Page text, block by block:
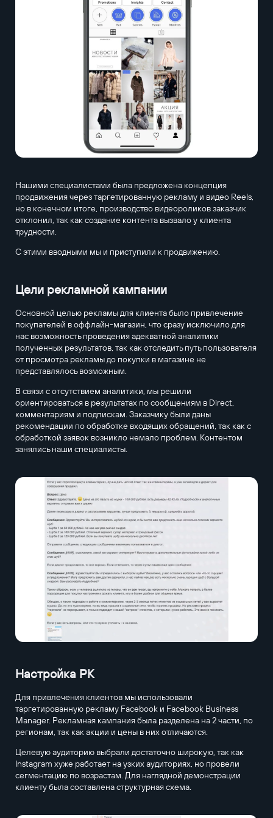
Нашими специалистами была предложена концепция
продвижения через таргетированную рекламу и видео Reels,
но в конечном итоге, производство видеороликов заказчик
отклонил, так как создание контента вызвало у клиента
трудности.
С этими вводными мы и приступили к продвижению.
Цели рекламной кампании
Основной целью рекламы для клиента было привлечение
покупателей в оффлайн-магазин, что сразу исключило для
нас возможность проведения адекватной аналитики
полученных результатов, так как отследить путь пользователя
от просмотра рекламы до покупки в магазине не
представлялось возможным.
В связи с отсутствием аналитики, мы решили
ориентироваться в результатах по сообщениям в Direct,
комментариям и подпискам. Заказчику были даны
рекомендации по обработке входящих обращений, так как с
обработкой заявок возникло немало проблем. Контентом
занялись наши специалисты.
Настройка РК
Для привлечения клиентов мы использовали
таргетированную рекламу Facebook и Facebook Business
Manager. Рекламная кампания была разделена на 2 части, по
регионам, так как акции и цены в них отличаются.
Целевую аудиторию выбрали достаточно широкую, так как
Instagram хуже работает на узких аудиториях, но провели
сегментацию по возрастам. Для наглядной демонстрации
клиенту была составлена структурная схема.